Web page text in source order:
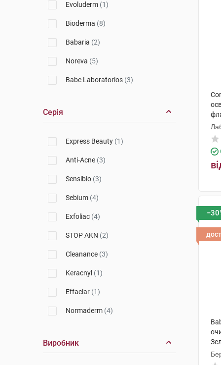
Evoluderm (1)
Bioderma (8)
Babaria (2)
Noreva (5)
Babe Laboratorios (3)
Серія
Express Beauty (1)
Anti-Acne (3)
Sensibio (3)
Sebium (4)
Exfoliac (4)
STOP AKN (2)
Cleanance (3)
Keracnyl (1)
Effaclar (1)
Normaderm (4)
Hyseac
Виробник